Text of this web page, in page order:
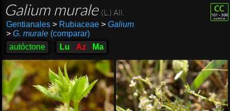
Galium murale (L.) All.
Gentianales >Rubiaceae > Galium
> G. murale(comparar)
autóctone
Lu Az Ma